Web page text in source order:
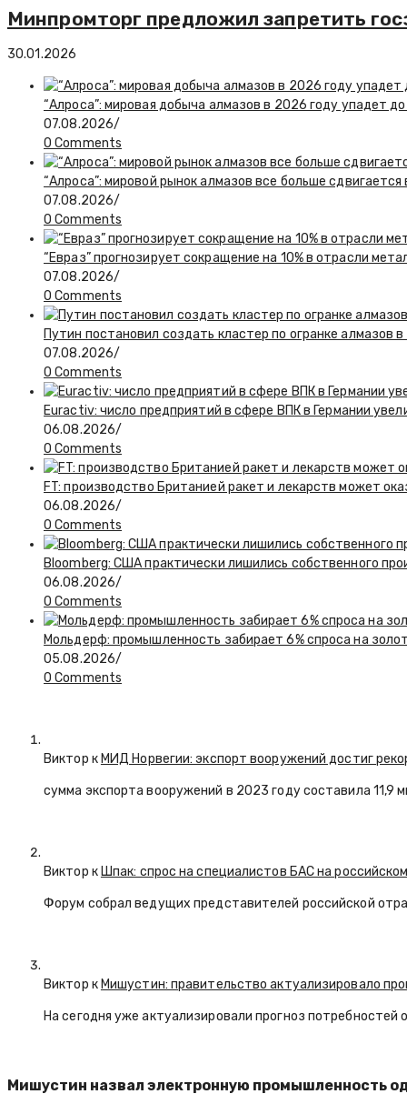
Минпромторг предложил запретить
30.01.2026
“Алроса”: мировая добыча алмазов в 2026 году упадет
07.08.2026/
0 Comments
“Алроса”: мировой рынок алмазов все больше
07.08.2026/
0 Comments
“Евраз” прогнозирует сокращение на 10% в отрасли
07.08.2026/
0 Comments
Путин постановил создать кластер по огранке алмазов
07.08.2026/
0 Comments
Euractiv: число предприятий в сфере ВПК в Германии
06.08.2026/
0 Comments
FT: производство Британией ракет и лекарств может
06.08.2026/
0 Comments
Bloomberg: США практически лишились собственного
06.08.2026/
0 Comments
Мольдерф: промышленность забирает 6% спроса на
05.08.2026/
0 Comments
Виктор кМИД Норвегии: экспорт вооружений достиг
сумма экспорта вооружений в 2023 году составила 11,9
Виктор кШпак: спрос на специалистов БАС на
Форум собрал ведущих представителей российской
Виктор кМишустин: правительство актуализировало
На сегодня уже актуализировали прогноз
Мишустин назвал электронную промышленность